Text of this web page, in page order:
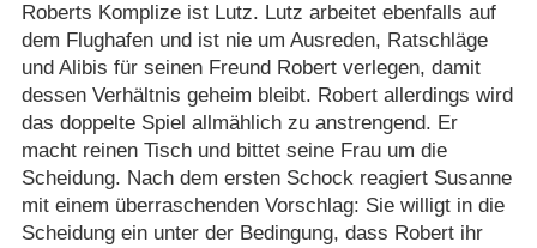
Roberts Komplize ist Lutz. Lutz arbeitet ebenfalls auf
dem Flughafen und ist nie um Ausreden, Ratschläge
und Alibis für seinen Freund Robert verlegen, damit
dessen Verhältnis geheim bleibt. Robert allerdings wird
das doppelte Spiel allmählich zu anstrengend. Er
macht reinen Tisch und bittet seine Frau um die
Scheidung. Nach dem ersten Schock reagiert Susanne
mit einem überraschenden Vorschlag: Sie willigt in die
Scheidung ein unter der Bedingung, dass Robert ihr